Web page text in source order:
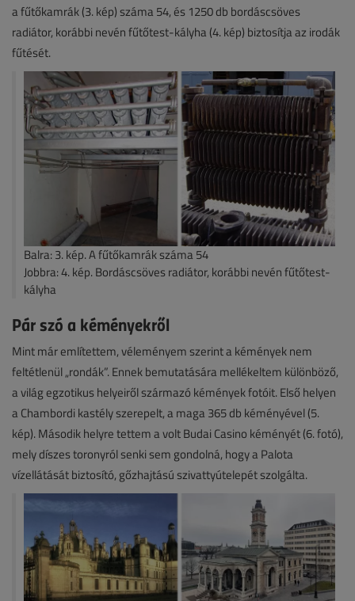
a fűtőkamrák (3. kép) száma 54, és 1250 db bordáscsöves
radiátor, korábbi nevén fűtőtest-kályha (4. kép) biztosítja az irodák
fűtését.
Balra: 3. kép. A fűtőkamrák száma 54
Jobbra: 4. kép. Bordáscsöves radiátor, korábbi nevén fűtőtest-
kályha
Pár szó a kéményekről
Mint már említettem, véleményem szerint a kémények nem
feltétlenül „rondák”. Ennek bemutatására mellékeltem különböző,
a világ egzotikus helyeiről származó kémények fotóit. Első helyen
a Chambordi kastély szerepelt, a maga 365 db kéményével (5.
kép). Második helyre tettem a volt Budai Casino kéményét (6. fotó),
mely díszes toronyról senki sem gondolná, hogy a Palota
vízellátását biztosító, gőzhajtású szivattyútelepét szolgálta.